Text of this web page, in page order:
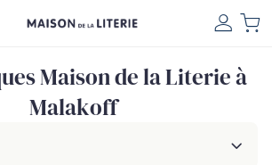
Maison de la Literie à
Malakoff